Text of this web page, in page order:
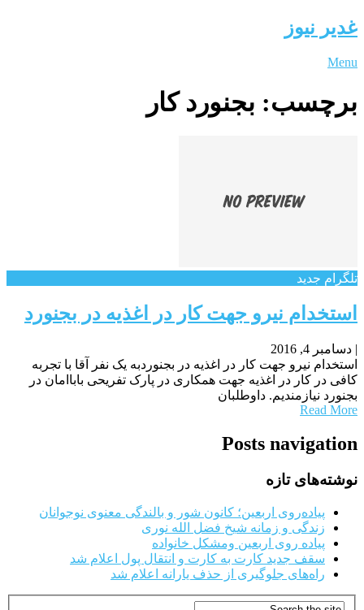
غدیر نیوز
Menu
برچسب: بجنورد کار
تلگرام جدید
استخدام نیرو جهت کار در اغذیه در بجنورد
| دسامبر 4, 2016
استخدام نیرو جهت کار در اغذیه در بجنوردبه یک نفر آقا با تجربه
کافی در کار در اغذیه جهت همکاری در پارک تفریحی باباامان در
بجنورد نیازمندیم. داوطلبان
Read More
Posts navigation
نوشته‌های تازه
پیاده‌روی اربعین؛ کانون شور و بالندگی معنوی نوجوانان
زندگی و زمانه شیخ فضل الله نوری
پیاده روی اربعین ومشکل خانواده
سقف جدید کارت به کارت و انتقال پول اعلام شد
راه‌های جلوگیری از حذف یارانه اعلام شد